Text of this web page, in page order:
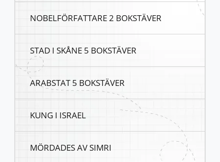
NOBELFÖRFATTARE 2 BOKSTÄVER
STAD I SKÅNE 5 BOKSTÄVER
ARABSTAT 5 BOKSTÄVER
KUNG I ISRAEL
MÖRDADES AV SIMRI